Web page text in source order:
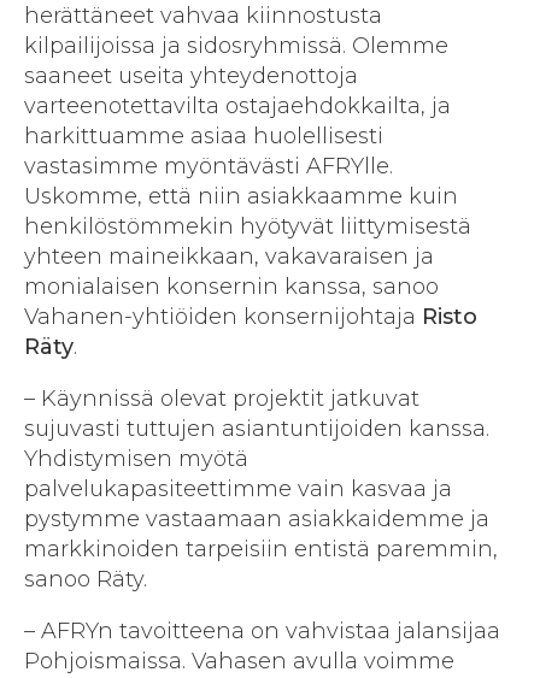
herättäneet vahvaa kiinnostusta
kilpailijoissa ja sidosryhmissä. Olemme
saaneet useita yhteydenottoja
varteenotettavilta ostajaehdokkailta, ja
harkittuamme asiaa huolellisesti
vastasimme myöntävästi AFRYlle.
Uskomme, että niin asiakkaamme kuin
henkilöstömmekin hyötyvät liittymisestä
yhteen maineikkaan, vakavaraisen ja
monialaisen konsernin kanssa, sanoo
Vahanen-yhtiöiden konsernijohtaja Risto
Räty.
– Käynnissä olevat projektit jatkuvat
sujuvasti tuttujen asiantuntijoiden kanssa.
Yhdistymisen myötä
palvelukapasiteettimme vain kasvaa ja
pystymme vastaamaan asiakkaidemme ja
markkinoiden tarpeisiin entistä paremmin,
sanoo Räty.
– AFRYn tavoitteena on vahvistaa jalansijaa
Pohjoismaissa. Vahasen avulla voimme